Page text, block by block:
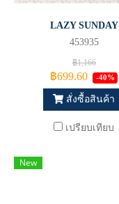
LAZY SUNDAY
453935
฿1,166
฿699.60 -40%
สั่งซื้อสินค้า
เปรียบเทียบ
New